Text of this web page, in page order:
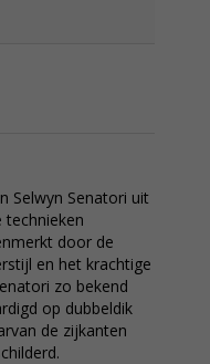
Selwyn Senatori uit
technieken
door de
en het krachtige
zo bekend
op dubbeldik
de zijkanten